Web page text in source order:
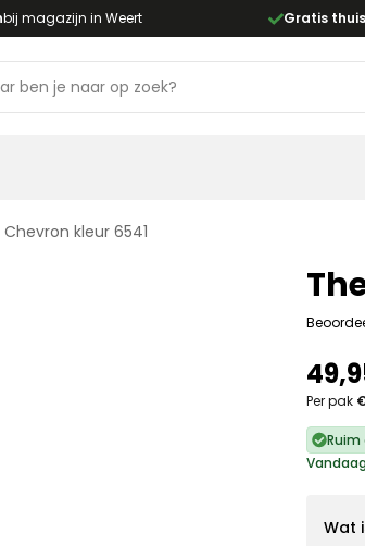
bij magazijn in Weert Gratis
kleur 6541
Per pak
Ruim
Wat